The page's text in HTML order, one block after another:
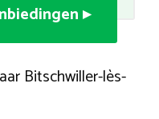
▸
Bitschwiller-lès-